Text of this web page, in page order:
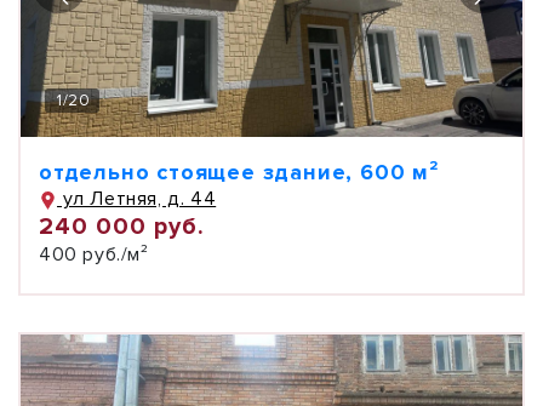
1/20
отдельно стоящее здание, 600 м²
ул Летняя, д. 44
240 000 руб.
400 руб./м²